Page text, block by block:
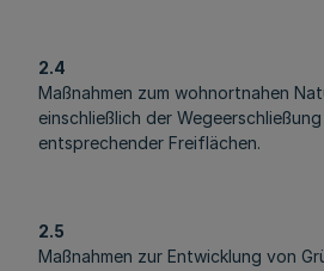
2.4
Maßnahmen zum wohnortnahen
einschließlich der
entsprechender Freiflächen.
2.5
Maßnahmen zur Entwicklung von